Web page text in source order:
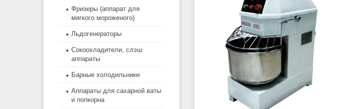
Фризеры (аппарат для
мягкого мороженого)
Льдогенераторы
Сокоохладители, слэш
аппараты
Барные холодильники
Аппараты для сахарной ваты
и попкорна